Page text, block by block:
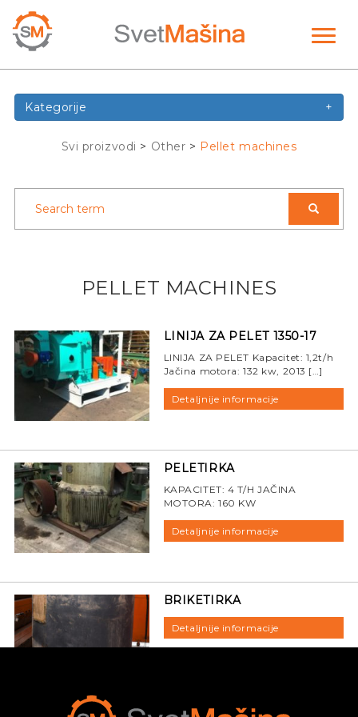
Kategorije +
Svi proizvodi > Other > Pellet machines
PELLET MACHINES
LINIJA ZA PELET 1350-17
LINIJA ZA PELET Kapacitet: 1,2t/h
Jačina motora: 132 kw, 2013 […]
Detaljnije informacije
PELETIRKA
KAPACITET: 4 T/H JAČINA
MOTORA: 160 KW
Detaljnije informacije
BRIKETIRKA
Detaljnije informacije